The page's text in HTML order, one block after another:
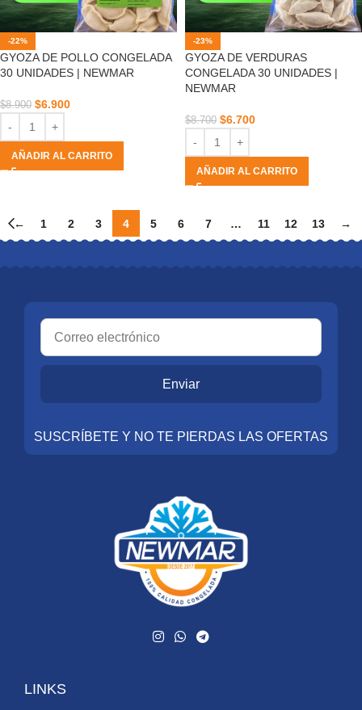
-22%
GYOZA DE POLLO CONGELADA
30 UNIDADES | NEWMAR
$8.900 $6.900
AÑADIR AL CARRITO
-23%
GYOZA DE VERDURAS
CONGELADA 30 UNIDADES |
NEWMAR
$8.700 $6.700
AÑADIR AL CARRITO
← 1 2 3 4 5 6 7 … 11 12 13 →
Enviar
SUSCRÍBETE Y NO TE PIERDAS LAS OFERTAS
LINKS